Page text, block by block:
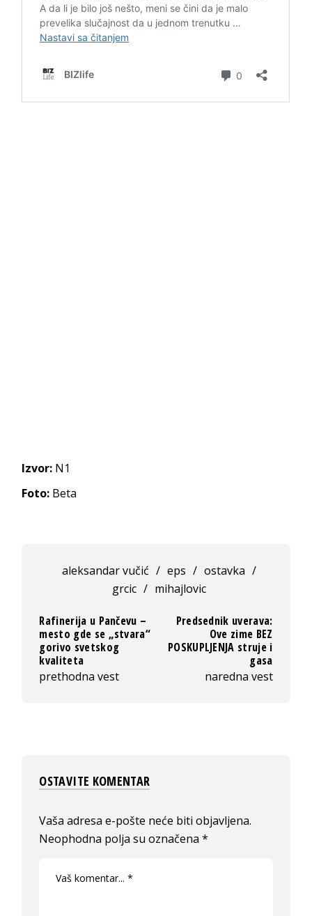
Izvor: N1
Foto: Beta
aleksandar vučić / eps / ostavka /
grcic / mihajlovic
Rafinerija u Pančevu –
mesto gde se „stvara“
gorivo svetskog
kvaliteta
prethodna vest
Predsednik uverava:
Ove zime BEZ
POSKUPLJENJA struje i
gasa
naredna vest
OSTAVITE KOMENTAR
Vaša adresa e-pošte neće biti objavljena.
Neophodna polja su označena*